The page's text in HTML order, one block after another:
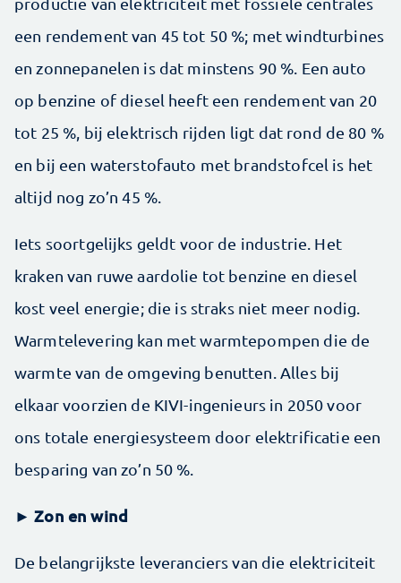
een rendement van 45 tot 50 %; met windturbines
en zonnepanelen is dat minstens 90 %. Een auto
op benzine of diesel heeft een rendement van 20
tot 25 %, bij elektrisch rijden ligt dat rond de 80 %
en bij een waterstofauto met brandstofcel is het
altijd nog zo’n 45 %.
Iets soortgelijks geldt voor de industrie. Het
kraken van ruwe aardolie tot benzine en diesel
kost veel energie; die is straks niet meer nodig.
Warmtelevering kan met warmtepompen die de
warmte van de omgeving benutten. Alles bij
elkaar voorzien de KIVI-ingenieurs in 2050 voor
ons totale energiesysteem door elektrificatie een
besparing van zo’n 50 %.
► Zon en wind
De belangrijkste leveranciers van die elektriciteit